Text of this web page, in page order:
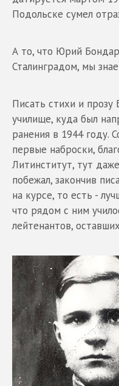
Подольске сумел
А то, что Юрий
Сталинградом, мы
Писать стихи и прозу
училище, куда был
ранения в 1944 году.
первые наброски,
Литинститут, тут
побежал, закончив
на курсе, то есть -
что рядом с ним
лейтенантов,